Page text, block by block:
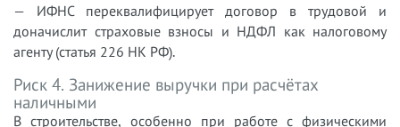
— ИФНС переквалифицирует договор в трудовой и
доначислит страховые взносы и НДФЛ как налоговому
агенту (статья 226 НК РФ).
Риск 4. Занижение выручки при расчётах
наличными
В строительстве, особенно при работе с физическими